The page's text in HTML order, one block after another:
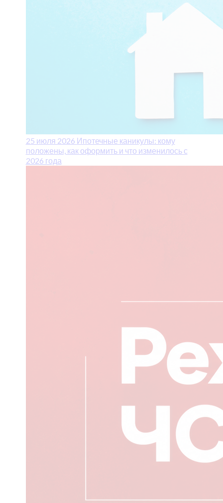
25 июля 2026 Ипотечные каникулы: кому
положены, как оформить и что изменилось с
2026 года